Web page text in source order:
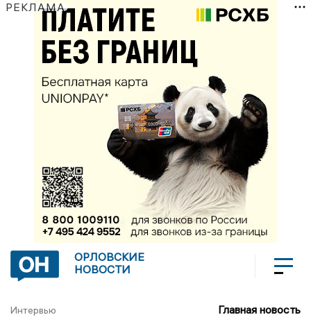
РЕКЛАМА
ОРЛОВСКИЕ
НОВОСТИ
Интервью Главная новость